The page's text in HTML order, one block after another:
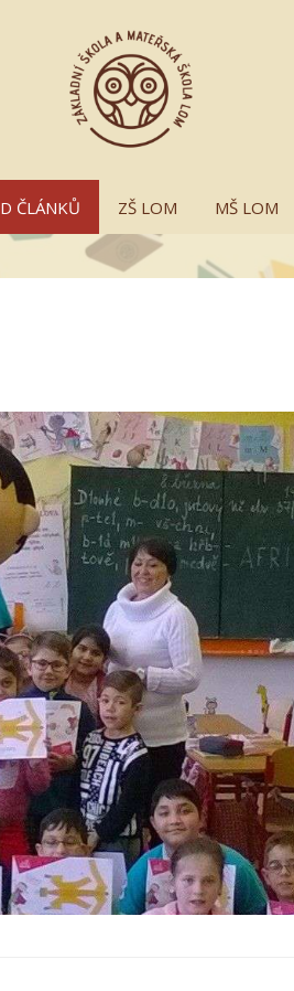
ČLÁNKŮ ZŠ LOM MŠ LOM